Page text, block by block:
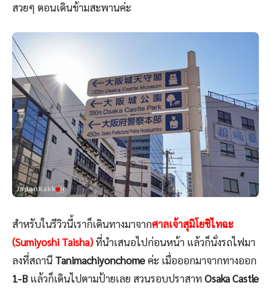
สวยๆ ตอนเดินข้ามสะพานค่ะ
สำหรับในรีวิวนี้เราก็เดินทางมาจากศาลเจ้าสุมิโยชิไทฉะ
(Sumiyoshi Taisha)ที่นำเสนอไปก่อนหน้า แล้วก็นั่งรถไฟมา
ลงที่สถานี Tanimachiyonchomeค่ะ เมื่อออกมาจากทางออก
1-B แล้วก็เดินไปตามป้ายเลย สวนรอบปราสาทOsaka Castle